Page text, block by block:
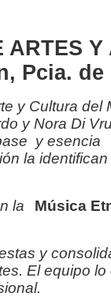
ARTES
Pcia.
y Cultura
y Nora Di
y esencia
la
la
Música
y
El equipo